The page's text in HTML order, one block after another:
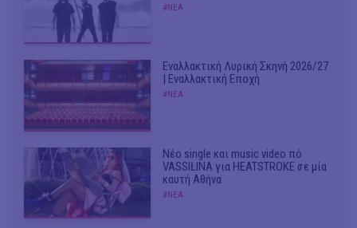
#ΝΕΑ
Εναλλακτική Λυρική Σκηνή 2026/27
| Εναλλακτική Εποχή
#ΝΕΑ
Νέο single και music video πό
VASSIŁINA για HEATSTROKE σε μία
καυτή Αθήνα
#ΝΕΑ